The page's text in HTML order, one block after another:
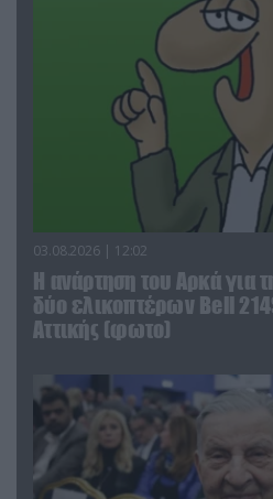
03.08.2026 | 12:02
Η ανάρτηση του Αρκά για
δύο ελικοπτέρων Bell
Αττικής (φωτο)